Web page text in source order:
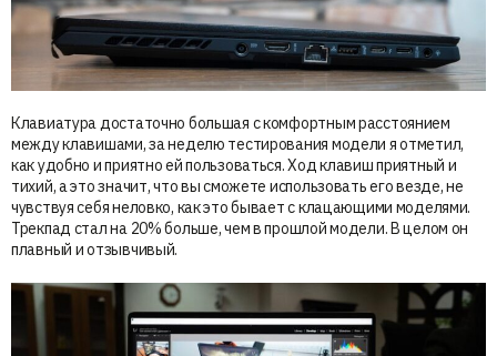
Клавиатура достаточно большая с комфортным расстоянием
между клавишами, за неделю тестирования модели я отметил,
как удобно и приятно ей пользоваться. Ход клавиш приятный и
тихий, а это значит, что вы сможете использовать его везде, не
чувствуя себя неловко, как это бывает с клацающими моделями.
Трекпад стал на 20% больше, чем в прошлой модели. В целом он
плавный и отзывчивый.